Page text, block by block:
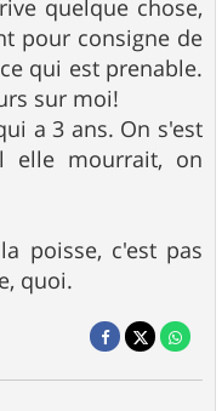
quelque chose,
pour consigne de
qui est prenable.
sur moi!
a 3 ans. On s'est
elle mourrait, on
poisse, c'est pas
quoi.